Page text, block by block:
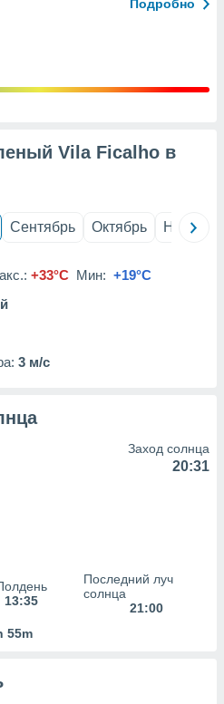
Подробно
Vila Ficalho в
Сентябрь Октябрь Ноябрь
+33°C Мин: +19°C
3 м/с
Заход солнца
20:31
13:35
Последний луч
солнца
21:00
55m